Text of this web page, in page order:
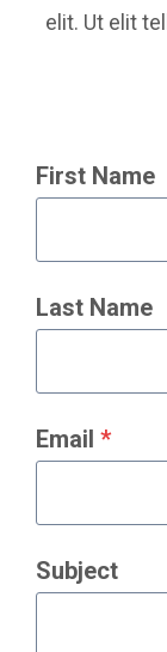
elit. Ut elit
First Name
Last Name
Email *
Subject